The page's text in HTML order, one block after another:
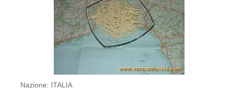
Nazione: ITALIA